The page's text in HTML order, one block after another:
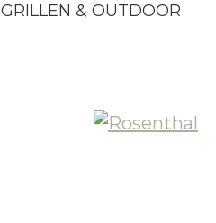
GRILLEN & OUTDOOR